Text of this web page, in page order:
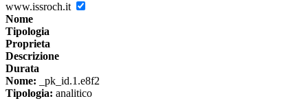
www.issroch.it
Nome
Tipologia
Proprieta
Descrizione
Durata
Nome: _pk_id.1.e8f2
Tipologia: analitico